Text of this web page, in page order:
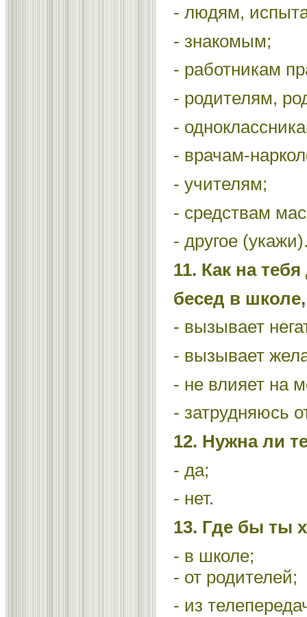
- людям,
- знакомым;
- работникам
- родителям,
-
- врачам-
- учителям;
- средствам
- другое
11. Как на
бесед в
- вызывает
- вызывает
- не влияет на
- затрудняюсь
12. Нужна ли
- да;
- нет.
13. Где бы ты
- в школе;
- от родителей;
- из